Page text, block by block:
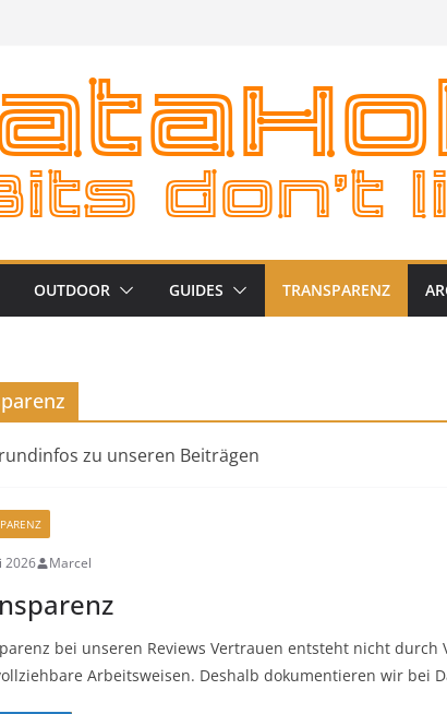
OUTDOOR GUIDES TRANSPARENZ
zu unseren Beiträgen
2026 Marcel
bei unseren Reviews Vertrauen entsteht nicht durch
Arbeitsweisen. Deshalb dokumentieren wir bei